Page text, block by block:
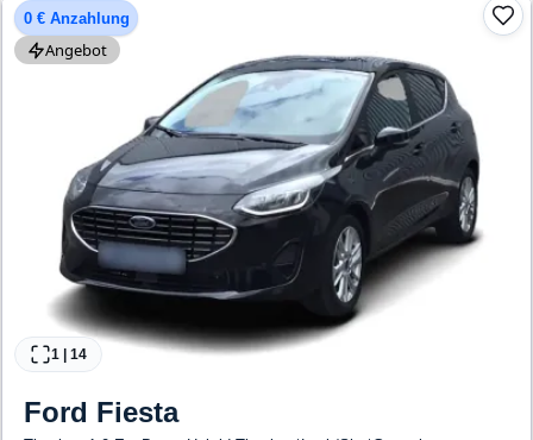
0 € Anzahlung
Angebot
1 14
Ford Fiesta